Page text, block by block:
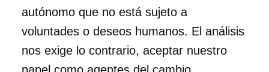
autónomo que no está sujeto a
voluntades o deseos humanos. El análisis
nos exige lo contrario, aceptar nuestro